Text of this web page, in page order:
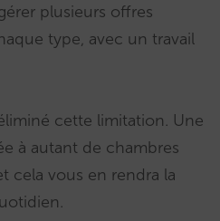
plusieurs offres
type, avec un travail
cette limitation. Une
à autant de chambres
cela vous en rendra la